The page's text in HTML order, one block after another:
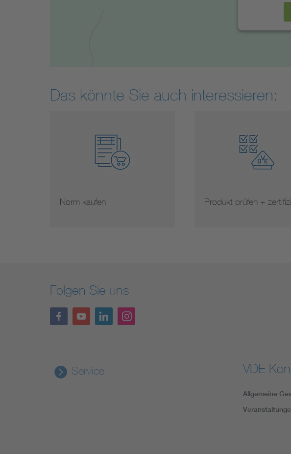
Das könnte Sie auch interessieren:
Norm kaufen Produkt prüfen +
Folgen Sie uns
Service VDE
Allgemeine